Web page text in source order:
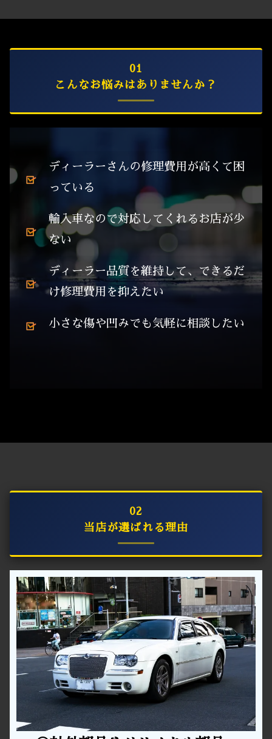
01
こんなお悩みはありませんか？
ディーラーさんの修理費用が高くて困
っている
輸入車なので対応してくれるお店が少
ない
ディーラー品質を維持して、できるだ
け修理費用を抑えたい
小さな傷や凹みでも気軽に相談したい
02
当店が選ばれる理由